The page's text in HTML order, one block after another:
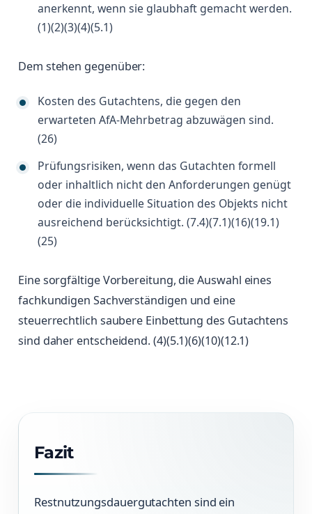
anerkennt, wenn sie glaubhaft gemacht werden.
(1)(2)(3)(4)(5.1)
Dem stehen gegenüber:
Kosten des Gutachtens, die gegen den
erwarteten AfA-Mehrbetrag abzuwägen sind.
(26)
Prüfungsrisiken, wenn das Gutachten formell
oder inhaltlich nicht den Anforderungen genügt
oder die individuelle Situation des Objekts nicht
ausreichend berücksichtigt. (7.4)(7.1)(16)(19.1)
(25)
Eine sorgfältige Vorbereitung, die Auswahl eines
fachkundigen Sachverständigen und eine
steuerrechtlich saubere Einbettung des Gutachtens
sind daher entscheidend. (4)(5.1)(6)(10)(12.1)
Fazit
Restnutzungsdauergutachten sind ein